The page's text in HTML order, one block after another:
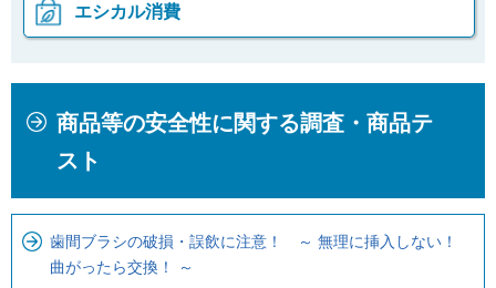
エシカル消費
ま
で
ロ
ー
商品等の安全性に関する調査・商品テ
スト
歯間ブラシの破損・誤飲に注意！ ～ 無理に挿入しない！
曲がったら交換！ ～